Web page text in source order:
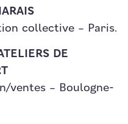
collective – Paris.
DE
ventes – Boulogne-